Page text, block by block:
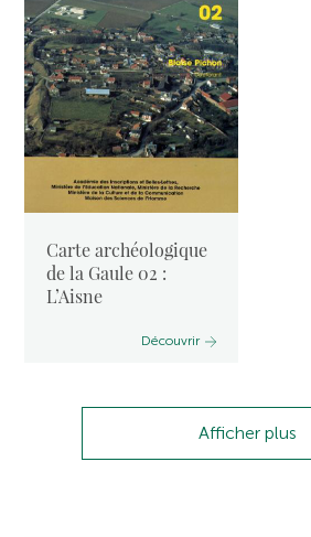
Carte archéologique
de la Gaule 02 :
L’Aisne
Découvrir
Afficher plus